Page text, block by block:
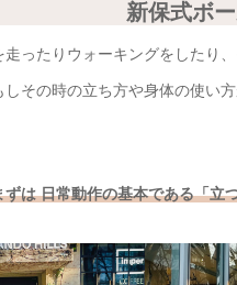
新保式ボ
ったりウォーキングをしたり
しその時の立ち方や身体の使い
ずは 日常動作の基本である「立